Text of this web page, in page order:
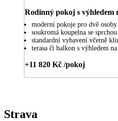
Rodinný pokoj s výhledem
moderní pokoje pro dvě
soukromá koupelna se
standardní vybavení včetně
terasa či balkon s výhledem na
+11 820 Kč /pokoj
Strava